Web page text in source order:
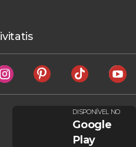
DISPONÍVEL NO
Google
Play